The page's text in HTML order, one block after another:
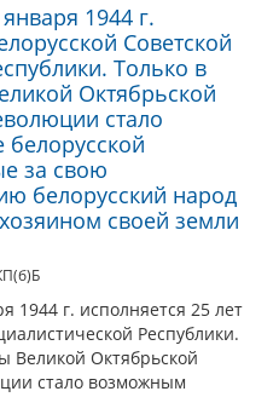
1944 г.
Советской
Только в
Октябрьской
стало
за свою
белорусский народ
своей земли
1944 г. исполняется 25 лет
Республики.
Великой Октябрьской
стало возможным